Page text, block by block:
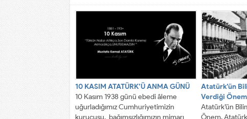
10 KASIM ATATÜRK’Ü ANMA GÜNÜ
10 Kasım 1938 günü ebedi âleme
uğurladığımız Cumhuriyetimizin
kurucusu, bağımsızlığımızın mimarı
Atatürk’ün
Verdiği Önem
Atatürk’ün
Önem.